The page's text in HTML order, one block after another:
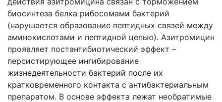
биосинтеза белка рибосомами бактерий
(нарушается образование пептидных связей между
аминокислотами и пептидной цепью). Азитромицин
проявляет постантибиотический эффект –
персистирующее ингибирование
жизнедеятельности бактерий после их
кратковременного контакта с антибактериальным
препаратом. В основе эффекта лежат необратимые